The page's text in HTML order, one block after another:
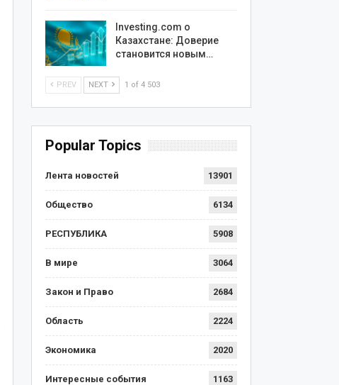
Investing.com о
Казахстане: Доверие
становится новым…
PREV NEXT 1 of 4 503
Popular Topics
Лента новостей 13901
Общество 6134
РЕСПУБЛИКА 5908
В мире 3064
Закон и Право 2684
Область 2224
Экономика 2020
Интересные события 1163